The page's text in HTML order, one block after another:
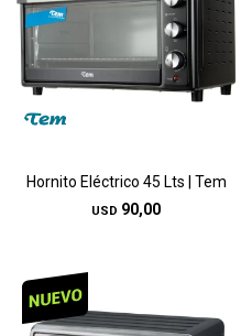
Hornito Eléctrico 45 Lts | Tem
USD 90,00